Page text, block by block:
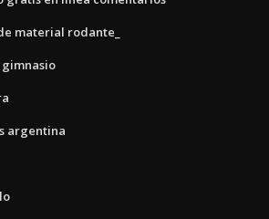
material rodante_
argentina